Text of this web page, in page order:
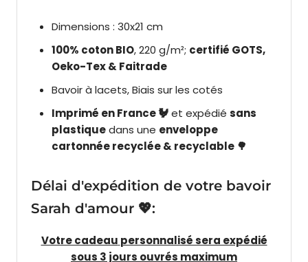
Dimensions : 30x21 cm
100% coton BIO, 220 g/m²; certifié GOTS,
Oeko-Tex & Faitrade
Bavoir à lacets, Biais sur les cotés
Imprimé en France 🐓et expédié sans
plastiquedans une enveloppe
cartonnée recyclée & recyclable 🌳
Délai d'expédition de votre bavoir
Sarah d'amour 💖:
Votre cadeau personnalisé sera expédié
sous 3 jours ouvrés maximum